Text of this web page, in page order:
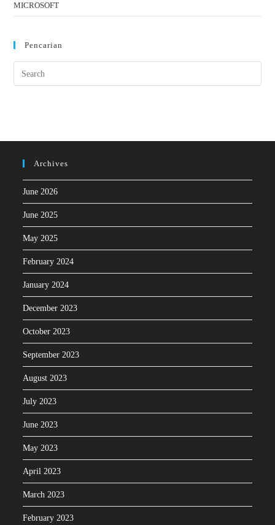
MICROSOFT
Pencarian
Archives
June 2026
June 2025
May 2025
February 2024
January 2024
December 2023
October 2023
September 2023
August 2023
July 2023
June 2023
May 2023
April 2023
March 2023
February 2023